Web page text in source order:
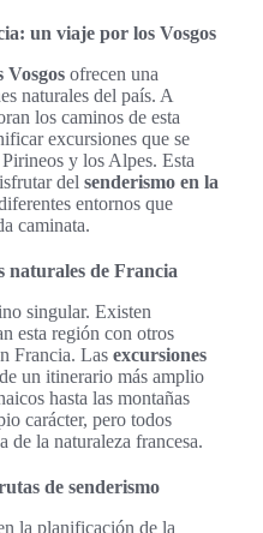
un viaje por los Vosgos
Vosgos ofrecen una
naturales del país. A
los caminos de esta
excursiones que se
y los Alpes. Esta
del senderismo en la
entornos que
caminata.
naturales de Francia
singular. Existen
esta región con otros
Francia. Las excursiones
un itinerario más amplio
hasta las montañas
carácter, pero todos
de la naturaleza francesa.
de senderismo
la planificación de la